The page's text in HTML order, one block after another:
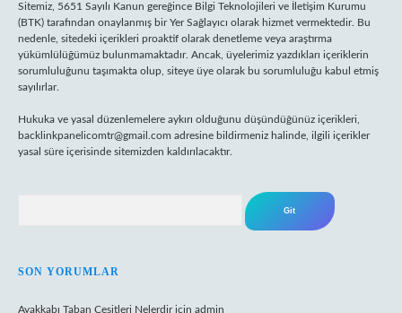
Sitemiz, 5651 Sayılı Kanun gereğince Bilgi Teknolojileri ve İletişim Kurumu
(BTK) tarafından onaylanmış bir Yer Sağlayıcı olarak hizmet vermektedir. Bu
nedenle, sitedeki içerikleri proaktif olarak denetleme veya araştırma
yükümlülüğümüz bulunmamaktadır. Ancak, üyelerimiz yazdıkları içeriklerin
sorumluluğunu taşımakta olup, siteye üye olarak bu sorumluluğu kabul etmiş
sayılırlar.
Hukuka ve yasal düzenlemelere aykırı olduğunu düşündüğünüz içerikleri,
backlinkpanelicomtr@gmail.com adresine bildirmeniz halinde, ilgili içerikler
yasal süre içerisinde sitemizden kaldırılacaktır.
SON YORUMLAR
Ayakkabı Taban Çeşitleri Nelerdiriçin admin